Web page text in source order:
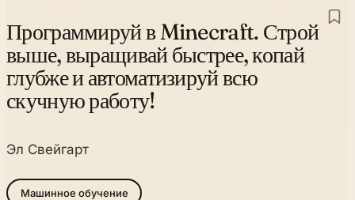
Программируй в Minecraft. Строй
выше, выращивай быстрее, копай
глубже и автоматизируй всю
скучную работу!
Эл Свейгарт
Машинное обучение